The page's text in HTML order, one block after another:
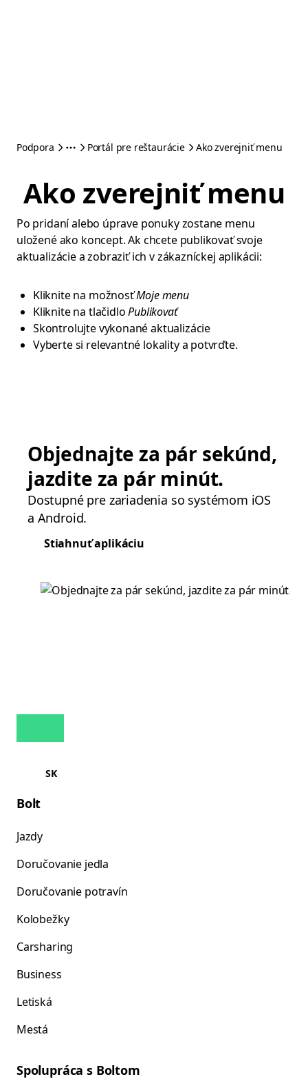
Podpora Portál pre reštaurácie Ako zverejniť menu
Ako zverejniť menu
Po pridaní alebo úprave ponuky zostane menu
uložené ako koncept. Ak chcete publikovať svoje
aktualizácie a zobraziť ich v zákazníckej aplikácii:
Kliknite na možnosťMoje menu
Kliknite na tlačidloPublikovať
Skontrolujte vykonané aktualizácie
Vyberte si relevantné lokality a potvrďte.
Objednajte za pár sekúnd,
jazdite za pár minút.
Dostupné pre zariadenia so systémom iOS
a Android.
Stiahnuť aplikáciu
SK
Bolt
Jazdy
Doručovanie jedla
Doručovanie potravín
Kolobežky
Carsharing
Business
Letiská
Mestá
Spolupráca s Boltom